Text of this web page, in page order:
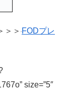
＞＞ FODプレ
size=”5″